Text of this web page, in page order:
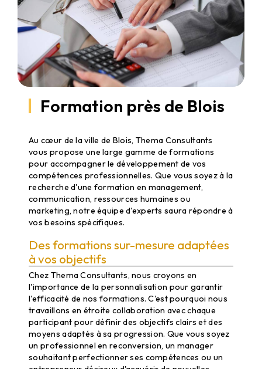
Formation près de Blois
Formation à Blois : Développez vos compétences avec
Au cœur de la ville de Blois, Thema Consultants
vous propose une large gamme de formations
pour accompagner le développement de vos
compétences professionnelles. Que vous soyez à la
recherche d'une formation en management,
communication, ressources humaines ou
marketing, notre équipe d'experts saura répondre à
vos besoins spécifiques.
Des formations sur-mesure adaptées
à vos objectifs
Chez Thema Consultants, nous croyons en
l'importance de la personnalisation pour garantir
l'efficacité de nos formations. C'est pourquoi nous
travaillons en étroite collaboration avec chaque
participant pour définir des objectifs clairs et des
moyens adaptés à sa progression. Que vous soyez
un professionnel en reconversion, un manager
souhaitant perfectionner ses compétences ou un